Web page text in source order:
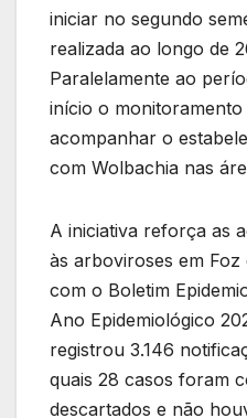
iniciar no segundo
realizada ao longo de
Paralelamente ao
início o
acompanhar o
com Wolbachia nas
A iniciativa reforça as
às arboviroses em
com o Boletim
Ano Epidemiológico
registrou 3.146
quais 28 casos foram
descartados e não